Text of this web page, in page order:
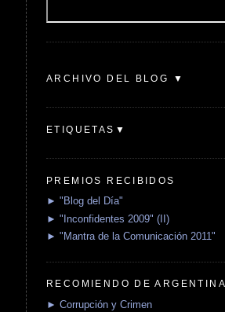
ARCHIVO DEL BLOG ▼
ETIQUETAS▼
PREMIOS RECIBIDOS
► "Blog del Día"
► "Inconfidentes 2009" (II)
► "Mantra de la Comunicación 2011"
RECOMIENDO DE ARGENTINA
► Corrupción y Crimen